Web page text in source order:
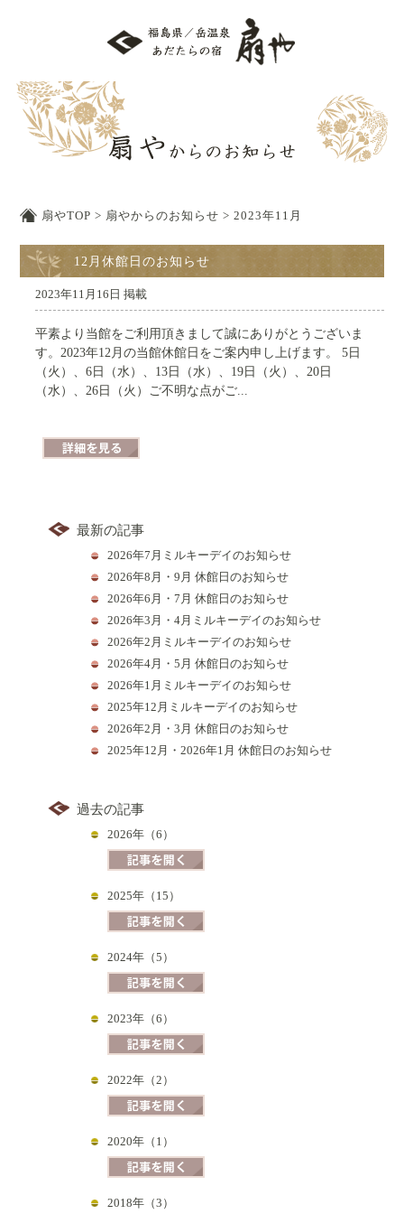
扇やTOP > 扇やからのお知らせ> 2023年11月
12月休館日のお知らせ
2023年11月16日 掲載
平素より当館をご利用頂きまして誠にありがとうございま
す。2023年12月の当館休館日をご案内申し上げます。 5日
（火）、6日（水）、13日（水）、19日（火）、20日
（水）、26日（火）ご不明な点がご...
最新の記事
2026年7月ミルキーデイのお知らせ
2026年8月・9月 休館日のお知らせ
2026年6月・7月 休館日のお知らせ
2026年3月・4月ミルキーデイのお知らせ
2026年2月ミルキーデイのお知らせ
2026年4月・5月 休館日のお知らせ
2026年1月ミルキーデイのお知らせ
2025年12月ミルキーデイのお知らせ
2026年2月・3月 休館日のお知らせ
2025年12月・2026年1月 休館日のお知らせ
過去の記事
2026年（6）
2025年（15）
2024年（5）
2023年（6）
2022年（2）
2020年（1）
2018年（3）